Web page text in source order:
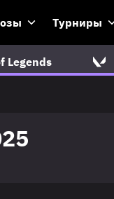
Турниры
Legends